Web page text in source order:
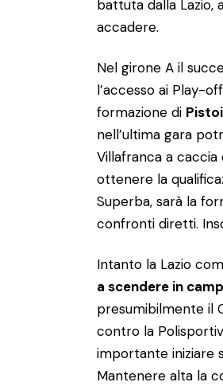
battuta dalla Lazio,
accadere.
Nel girone A il
l’accesso ai Play-
formazione di
nell’ultima gara
Villafranca a
ottenere la
Superba, sarà la
confronti diretti.
Intanto la Lazio
a scendere in
presumibilmente il
contro la
importante iniziare
Mantenere alta la